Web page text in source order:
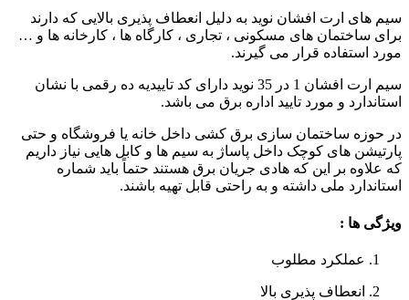
سیم های ارت افشان نوید به دلیل انعطاف پذیری بالایی که دارند
برای ساختمان های مسکونی ، تجاری ، کارگاه ها ، کارخانه ها و …
مورد استفاده قرار می گیرند.
سیم ارت افشان 1 در 35 نوید دارای کد تاییدیه ده رقمی با نشان
استاندارد و مورد تایید اداره برق می باشد.
در حوزه ساختمان سازی برق کشی داخل خانه یا فروشگاه و حتی
پارتیشن های کوچک داخل پاساژ به سیم ها و کابل هایی نیاز داریم
که علاوه بر این که هادی جریان برق هستند حتماً باید شماره
استاندارد ملی داشته و به راحتی قابل تهیه باشند.
ویژگی ها :
عملکرد مطلوب
انعطاف پذیری بالا